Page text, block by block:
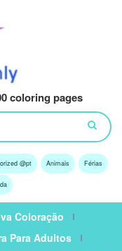
coloring pages
@pt Animais Férias
Coloração
Para Adultos